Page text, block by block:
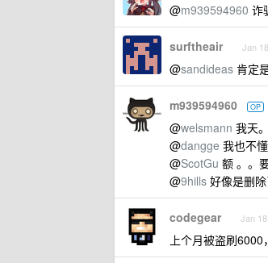
@m939594960 诈
surftheair Jan
@sandideas 肯定
m939594960 OP
@welsmann 我天
@dangge 我也不
@ScotGu 额 。。
@9hills 好像是删
codegear Jan
上个月被盗刷